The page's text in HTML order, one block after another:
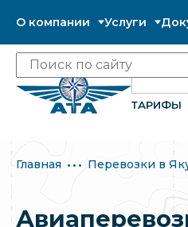
О компании Услуги
ТАРИФЫ
Главная Перевозки в